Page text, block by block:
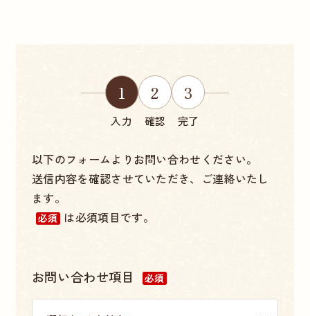
1
入力
2
確認
3
完了
以下のフォームよりお問い合わせください。
送信内容を確認させていただき、ご連絡いたし
ます。
必須 は必須項目です。
お問い合わせ項目 必須